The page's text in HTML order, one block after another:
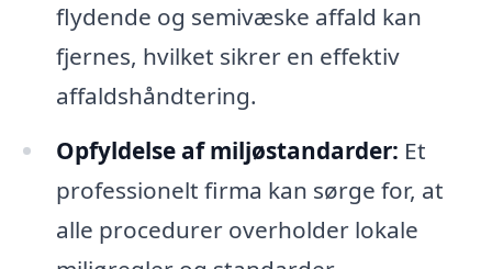
flydende og semivæske affald kan
fjernes, hvilket sikrer en effektiv
affaldshåndtering.
Opfyldelse af miljøstandarder: Et
professionelt firma kan sørge for, at
alle procedurer overholder lokale